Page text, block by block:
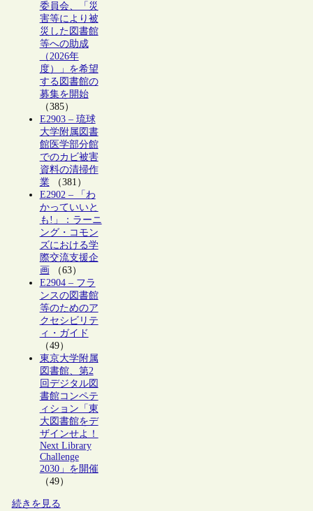
委員会、「災
害等により被
災した図書館
等への助成
（2026年
度）」を希望
する図書館の
募集を開始
（385）
E2903 – 琉球
大学附属図書
館医学部分館
でのカビ被害
資料の清掃作
業（381）
E2902 – 「わ
かっていいと
も!」：ラーニ
ング・コモン
ズにおける学
際交流支援企
画 （63）
E2904 – フラ
ンスの図書館
等のためのア
クセシビリテ
ィ・ガイド
（49）
東京大学附属
図書館、第2
回デジタル図
書館コンペテ
ィション「東
大図書館をデ
ザインせよ！
Next Library
Challenge
2030」を開催
（49）
続きを見る